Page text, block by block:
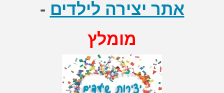
אתר יצירה לילדים -
מומלץ